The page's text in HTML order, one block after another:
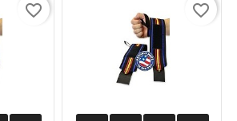
favorite_border favorite_border